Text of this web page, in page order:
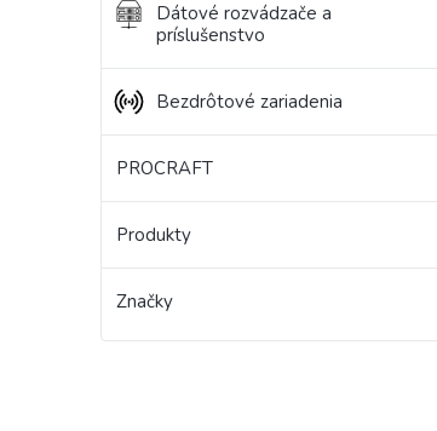
Dátové rozvádzače a
príslušenstvo
Bezdrôtové zariadenia
PROCRAFT
Produkty
Značky